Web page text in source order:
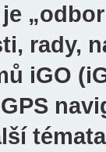
rady,
iGO